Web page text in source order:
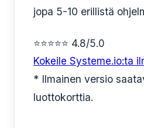
jopa 5-10 erillistä
⭐⭐⭐⭐⭐ 4.8/5.0
Kokeile Systeme.io:ta
* Ilmainen versio
luottokorttia.